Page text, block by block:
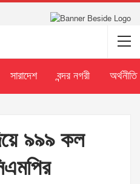
সারাদেশ বন্দর নগরী অর্থনীতি
৯৯৯ কল